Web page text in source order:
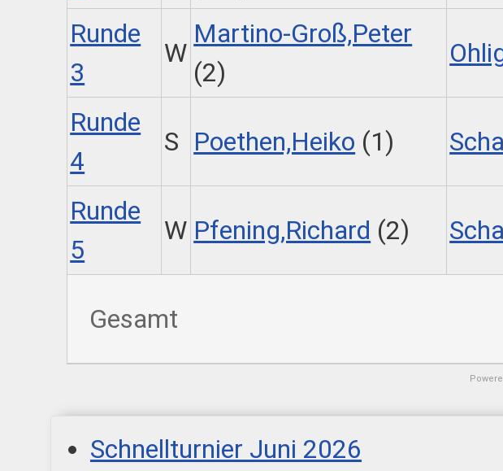
Schnellturnier Juni 2026
Runde
3
W
Martino-Groß,Peter
(2)
Runde
4
S Poethen,Heiko (1)
Runde
5
W Pfening,Richard (2)
Gesamt